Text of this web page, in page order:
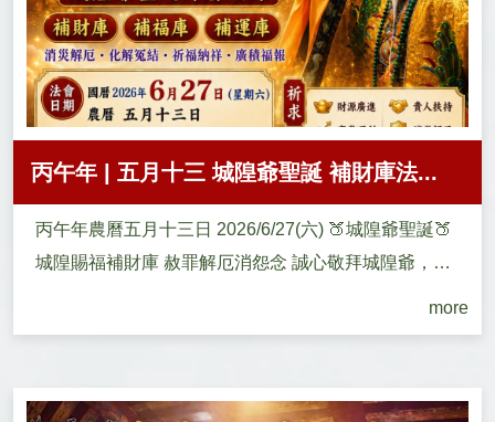
丙午年 | 五月十三 城隍爺聖誕 補財庫法...
丙午年農曆五月十三日 2026/6/27(六) 🍑城隍爺聖誕🍑
城隍賜福補財庫 赦罪解厄消怨念 誠心敬拜城隍爺，必
more